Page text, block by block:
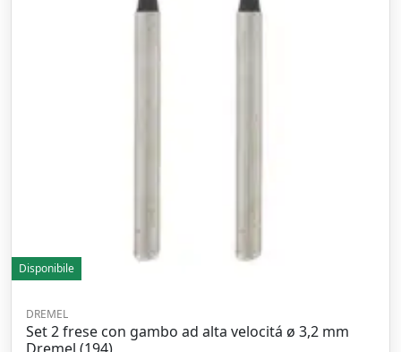
Disponibile
DREMEL
Set 2 frese con gambo ad alta velocitá ø 3,2 mm